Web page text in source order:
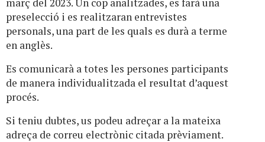
preselecció i es realitzaran entrevistes
personals, una part de les quals es durà a terme
en anglès.
Es comunicarà a totes les persones participants
de manera individualitzada el resultat d’aquest
procés.
Si teniu dubtes, us podeu adreçar a la mateixa
adreça de correu electrònic citada prèviament.